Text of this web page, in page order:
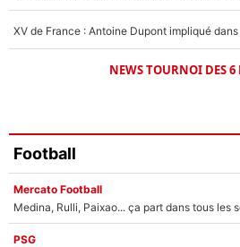
NEWS TOURNOI DES
Football
Mercato Football
PSG